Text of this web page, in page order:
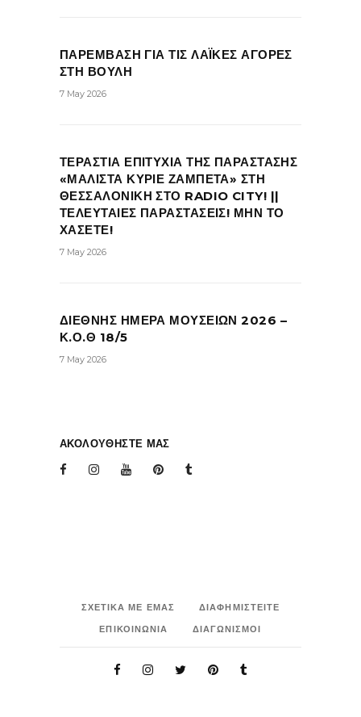
ΠΑΡΕΜΒΑΣΗ ΓΙΑ ΤΙΣ ΛΑΪΚΕΣ ΑΓΟΡΕΣ
ΣΤΗ ΒΟΥΛΗ
7 May 2026
ΤΕΡΑΣΤΙΑ ΕΠΙΤΥΧΙΑ ΤΗΣ ΠΑΡΑΣΤΑΣΗΣ
«ΜΑΛΙΣΤΑ ΚΥΡΙΕ ΖΑΜΠΕΤΑ» ΣΤΗ
ΘΕΣΣΑΛΟΝΙΚΗ ΣΤΟ RADIO CITY! ||
ΤΕΛΕΥΤΑΙΕΣ ΠΑΡΑΣΤΑΣΕΙΣ! ΜΗΝ ΤΟ
ΧΑΣΕΤΕ!
7 May 2026
ΔΙΕΘΝΗΣ ΗΜΕΡΑ ΜΟΥΣΕΙΩΝ 2026 –
Κ.Ο.Θ 18/5
7 May 2026
ΑΚΟΛΟΥΘΗΣΤΕ ΜΑΣ
ΣΧΕΤΙΚΑ ΜΕ ΕΜΑΣ
ΔΙΑΦΗΜΙΣΤΕΙΤΕ
ΕΠΙΚΟΙΝΩΝΙΑ
ΔΙΑΓΩΝΙΣΜΟΙ